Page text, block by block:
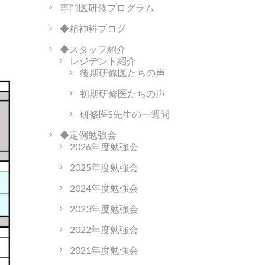
専門医研修プログラム
◆精神科ブログ
◆スタッフ紹介
レジデント紹介
後期研修医たちの声
初期研修医たちの声
研修医S先生の一週間
◆定例勉強会
2026年度勉強会
2025年度勉強会
2024年度勉強会
2023年度勉強会
2022年度勉強会
2021年度勉強会